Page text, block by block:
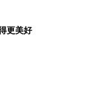
更美好